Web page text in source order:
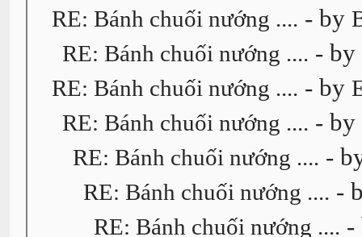
RE: Bánh chuối nướng .... - by
RE: Bánh chuối nướng .... - by
RE: Bánh chuối nướng .... - by
RE: Bánh chuối nướng .... - by
RE: Bánh chuối nướng .... -
RE: Bánh chuối nướng .... -
RE: Bánh chuối nướng .... -